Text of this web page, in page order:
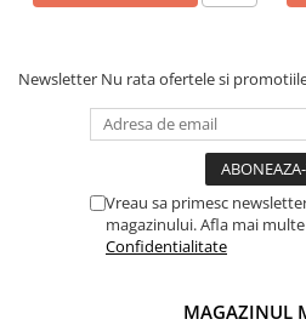
Newsletter Nu rata ofertele si
Vreau sa primesc
magazinului. Afla mai
Confidentialitate
MAGAZINUL